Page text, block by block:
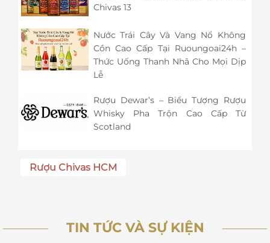
Chivas 13
Nước Trái Cây Và Vang Nổ Không
Cồn Cao Cấp Tại Ruoungoai24h –
Thức Uống Thanh Nhã Cho Mọi Dịp
Lễ
Rượu Dewar’s – Biểu Tượng Rượu
Whisky Pha Trộn Cao Cấp Từ
Scotland
Rượu Chivas HCM
TIN TỨC VÀ SỰ KIỆN